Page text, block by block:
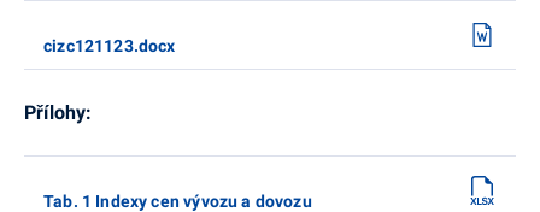
cizc121123.docx
Přílohy:
Tab. 1 Indexy cen vývozu a dovozu